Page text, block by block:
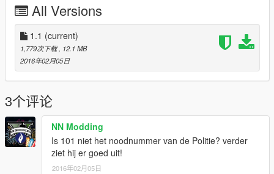
Texture's/Material's : BritishGamer88
Template : BritishGamer88
Police Lightbar : LtCaine
Grill Lights : Vertex
Rear Cab Equipment - 3Dwarehouse
Oleg : for continuious help to get the model working ingame!!
Wheel's - Jayone
--------------------
Livery
--------------------
- Belgian Ambu Skin (Beflame)
All Versions
1.1 (current)
1,779次下载, 12.1 MB
2016年02月05日
3个评论
NN Modding
Is 101 niet het noodnummer van de Politie? verder
ziet hij er goed uit!
2016年02月05日